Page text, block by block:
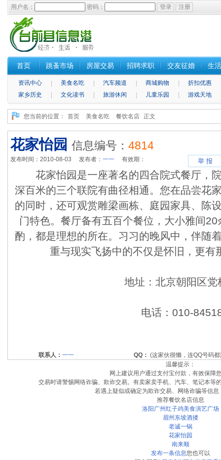
用户名： 密码：
首页 跳蚤市场 房屋交易 招聘求职 交友征婚 生
资讯中心 美食名吃 汽车频道 商城购物
折扣优惠
家乡历史
文化读书 旅游休闲 儿童乐园 游戏天地
您当前的位置： 首页 美食名吃 餐饮名店 正文
花家怡园 信息编号： 4814
发布时间：2010-08-03 发布者： 一一 有效期： 举 报
花家怡园是一座著名的四合院式餐厅，
深百米的三个联院有曲径相通。您在品尝花
的同时，还可观赏雕梁画栋、庭园家具、陈
门特色。餐厅备有五百个餐位，大小雅间
酌，都是理想的所在。习习的晚风中，伴随
重与现实飞扬中的不仅是怀旧，更有
地址：北京朝阳区党
电话：010-
联系人： 一一 QQ： (这家伙很懒，连QQ号码
温馨提示：
网上建议用户通过支付宝付款，有效保障
交易时请警惕网络诈骗、欺诈交易。有卖家卖手机、汽车、笔记本等
若遇上疑似或确定为欺诈交易、网络诈骗等信
推荐餐饮名店信息
洛阳广州红子鸡美食演艺广场
眉州东坡酒搂
老诚一锅
花家怡园
南来顺
发布一条信息您也可以